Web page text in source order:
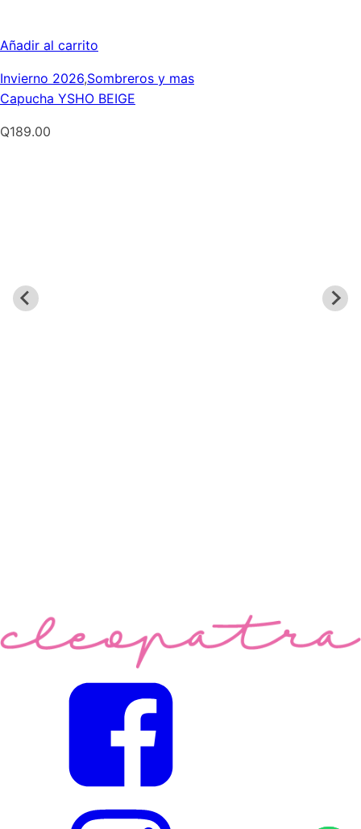
Añadir al carrito
Invierno 2026,Sombreros y mas
Capucha YSHO BEIGE
Q189.00